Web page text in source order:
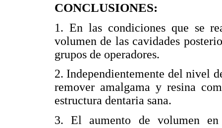
CONCLUSIONES:
1. En las condiciones que se
volumen de las cavidades
grupos de operadores.
2. Independientemente del nivel
remover amalgama y resina
estructura dentaria sana.
3. El aumento de volumen